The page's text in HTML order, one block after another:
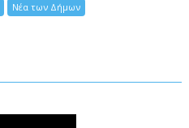
Νέα των Δήμων